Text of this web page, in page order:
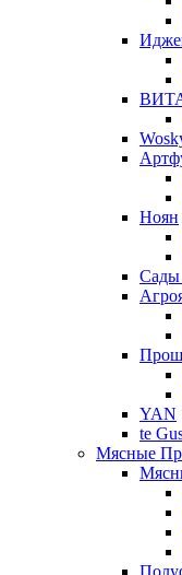
Ноян
Сады
YAN
te
Мясные